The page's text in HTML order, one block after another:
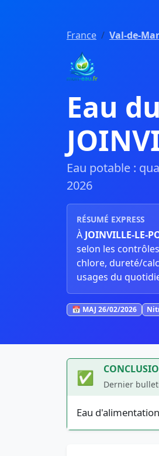
France Val-de-
Eau
Eau potable :
2026
RÉSUMÉ EXPRESS
À JOINVILLE-LE-
selon les
chlore, dureté/
usages du
📅 MAJ 26/02/2026
✅ Dernier
Eau